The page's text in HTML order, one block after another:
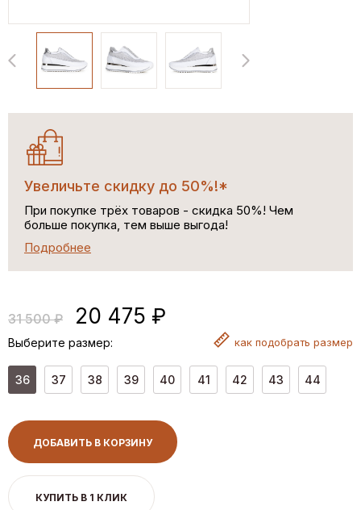
Увеличьте скидку до 50%!*
При покупке трёх товаров - скидка 50%! Чем
больше покупка, тем выше выгода!
Подробнее
31 500 ₽ 20 475 ₽
Выберите размер: как подобрать размер
36 37 38 39 40 41 42 43 44
ДОБАВИТЬ В КОРЗИНУ
КУПИТЬ В 1 КЛИК